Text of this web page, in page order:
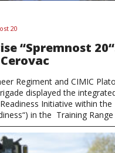
20
“Spremnost
Regiment and CIMIC
displayed the
Initiative within the
in the Training